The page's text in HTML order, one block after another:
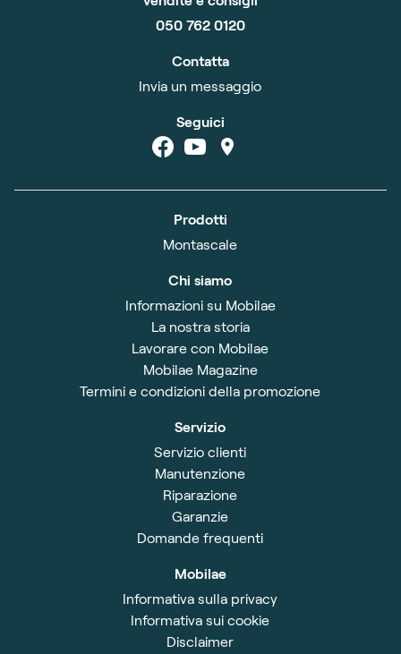
050 762 0120
Contatta
Invia un messaggio
Seguici
Prodotti
Montascale
Chi siamo
Informazioni su Mobilae
La nostra storia
Lavorare con Mobilae
Mobilae Magazine
Termini e condizioni della promozione
Servizio
Servizio clienti
Manutenzione
Riparazione
Garanzie
Domande frequenti
Mobilae
Informativa sulla privacy
Informativa sui cookie
Disclaimer